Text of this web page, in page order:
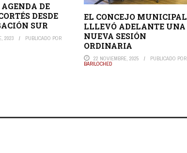
DE
DESDE
SUR
2023 PUBLICADO POR
EL CONCEJO MUNICIPAL
LLLEVÓ ADELANTE UNA
NUEVA SESIÓN
ORDINARIA
22 NOVIEMBRE, 2025 PUBLICADO POR
BARILOCHED